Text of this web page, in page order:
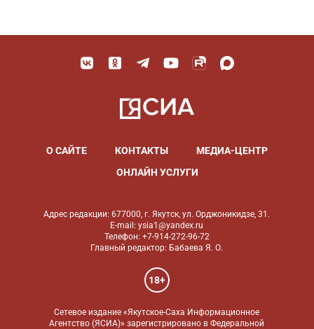
О САЙТЕ КОНТАКТЫ
МЕДИА-ЦЕНТР
ОНЛАЙН УСЛУГИ
Адрес редакции: 677000, г. Якутск, ул. Орджоникидзе, 31.
E-mail: ysia1@yandex.ru
Телефон: +7-914-272-96-72
Главный редактор: Бабаева Я. О.
18+
Сетевое издание «Якутское-Саха Информационное
Агентство (ЯСИА)» зарегистрировано в Федеральной